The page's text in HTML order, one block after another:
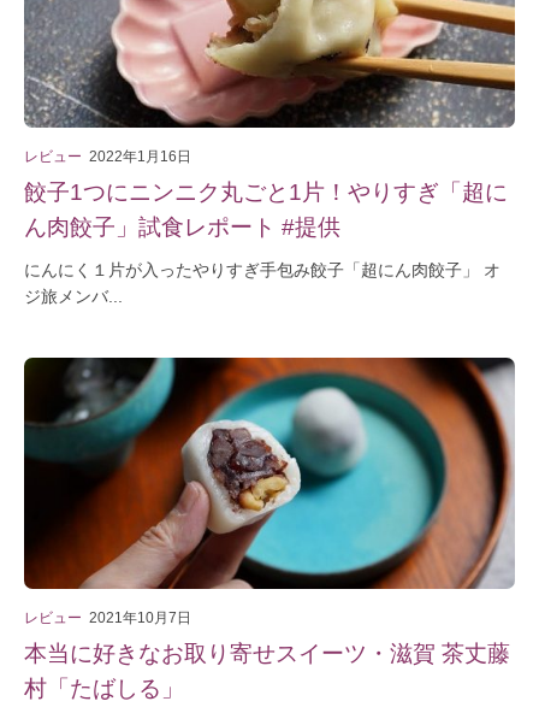
レビュー 2022年1月16日
餃子1つにニンニク丸ごと1片！やりすぎ「超に
ん肉餃子」試食レポート #提供
にんにく１片が入ったやりすぎ手包み餃子「超にん肉餃子」 オ
ジ旅メンバ...
レビュー 2021年10月7日
本当に好きなお取り寄せスイーツ・滋賀 茶丈藤
村「たばしる」